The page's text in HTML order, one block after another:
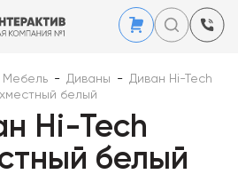
Мебель - Диваны - Диван Hi-Tech
белый
Hi-Tech
белый